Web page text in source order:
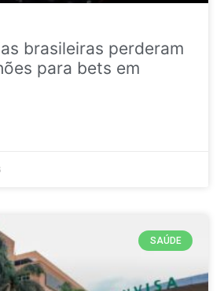
brasileiras perderam
para bets em
SAÚDE